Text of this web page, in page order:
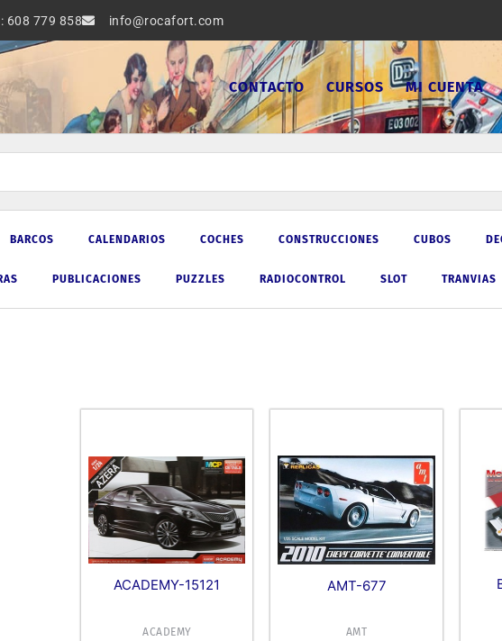
608 779 858 info@rocafort.com
CONTACTO CURSOS MI CUENTA
BARCOS CALENDARIOS COCHES CONSTRUCCIONES CUBOS
PUBLICACIONES PUZZLES RADIOCONTROL SLOT TRANVIAS
ACADEMY-15121
ACADEMY
AMT-677
AMT